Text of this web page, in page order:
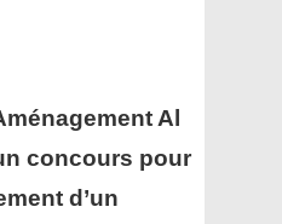
Al
concours pour
d’un